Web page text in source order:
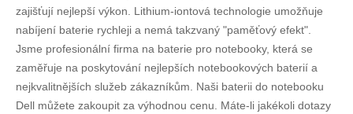
zajišťují nejlepší výkon. Lithium-iontová technologie umožňuje
nabíjení baterie rychleji a nemá takzvaný "paměťový efekt".
Jsme profesionální firma na baterie pro notebooky, která se
zaměřuje na poskytování nejlepších notebookových baterií a
nejkvalitnějších služeb zákazníkům. Naši baterii do notebooku
Dell můžete zakoupit za výhodnou cenu. Máte-li jakékoli dotazy